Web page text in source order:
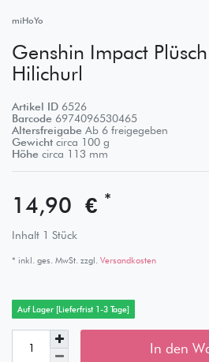
miHoYo
Genshin Impact
Hilichurl
Artikel ID 6526
Barcode 6974096530465
Altersfreigabe Ab 6 freigegeben
Gewicht circa 100 g
Höhe circa 113 mm
14,90 € *
Inhalt 1 Stück
* inkl. ges. MwSt. zzgl. Versandkosten
Auf Lager [Lieferfrist 1-3 Tage]
In den